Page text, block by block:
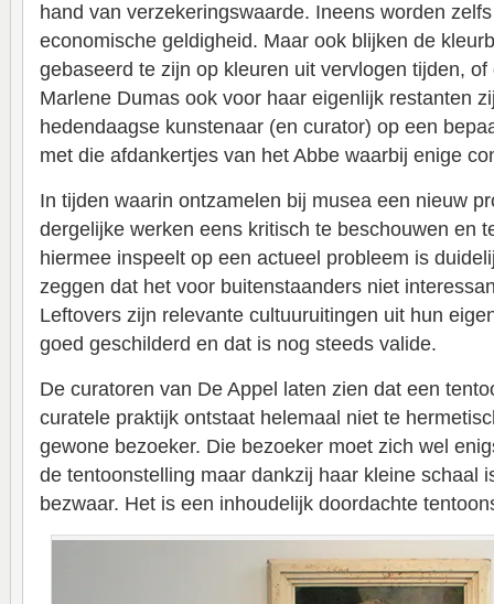
hand van verzekeringswaarde. Ineens worden zelfs
economische geldigheid. Maar ook blijken de
gebaseerd te zijn op kleuren uit vervlogen tijden,
Marlene Dumas ook voor haar eigenlijk restanten
hedendaagse kunstenaar (en curator) op een
met die afdankertjes van het Abbe waarbij enige
In tijden waarin ontzamelen bij musea een nieuw
dergelijke werken eens kritisch te beschouwen en
hiermee inspeelt op een actueel probleem is
zeggen dat het voor buitenstaanders niet
Leftovers zijn relevante cultuuruitingen uit hun
goed geschilderd en dat is nog steeds valide.
De curatoren van De Appel laten zien dat een
curatele praktijk ontstaat helemaal niet te
gewone bezoeker. Die bezoeker moet zich wel
de tentoonstelling maar dankzij haar kleine schaal
bezwaar. Het is een inhoudelijk doordachte